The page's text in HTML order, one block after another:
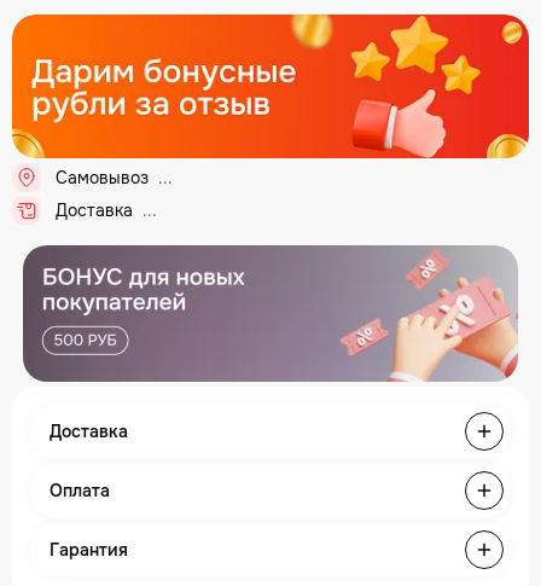
Самовывоз
Доставка
Доставка
Оплата
Гарантия